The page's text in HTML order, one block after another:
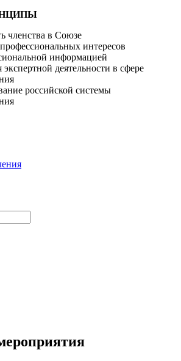
членства в Союзе
интересов
информацией
деятельности в сфере
российской системы